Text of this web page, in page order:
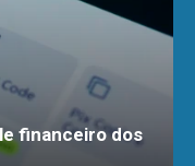
financeiro dos